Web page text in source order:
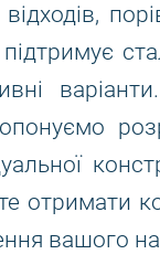
відходів,
підтримує
отримати
вашого